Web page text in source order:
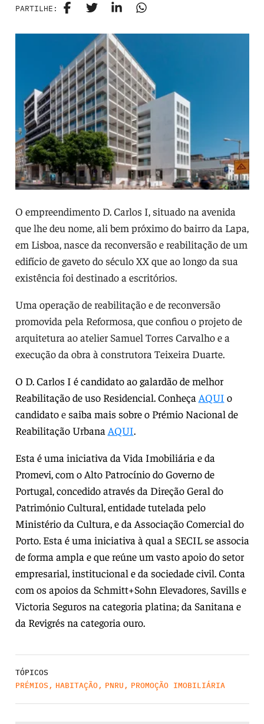
PARTILHE:
O empreendimento D. Carlos I, situado na avenida
que lhe deu nome, ali bem próximo do bairro da Lapa,
em Lisboa, nasce da reconversão e reabilitação de um
edifício de gaveto do século XX que ao longo da sua
existência foi destinado a escritórios.
Uma operação de reabilitação e de reconversão
promovida pela Reformosa, que confiou o projeto de
arquitetura ao atelier Samuel Torres Carvalho e a
execução da obra à construtora Teixeira Duarte.
O D. Carlos I é candidato ao galardão de melhor
Reabilitação de uso Residencial. Conheça AQUI o
candidatoe saiba mais sobre o Prémio Nacional de
Reabilitação Urbana AQUI.
Esta é uma iniciativa da Vida Imobiliária e da
Promevi, com o Alto Patrocínio do Governo de
Portugal, concedido através da Direção Geral do
Património Cultural, entidade tutelada pelo
Ministério da Cultura, e da Associação Comercial do
Porto. Esta é uma iniciativa à qual a SECIL se associa
de forma ampla e que reúne um vasto apoio do setor
empresarial, institucional e da sociedade civil. Conta
com os apoios da Schmitt+Sohn Elevadores, Savills e
Victoria Seguros na categoria platina; da Sanitana e
da Revigrés na categoria ouro.
TÓPICOS
PRÉMIOS , HABITAÇÃO, PNRU , PROMOÇÃO IMOBILIÁRIA